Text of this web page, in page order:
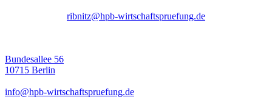
ribnitz@hpb-wirtschaftspruefung.de
Bundesallee 56
10715 Berlin
info@hpb-wirtschaftspruefung.de